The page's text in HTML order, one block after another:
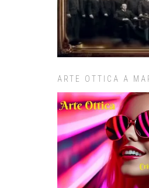
ARTE OTTICA A